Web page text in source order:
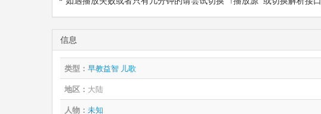
信息
类型： 早教益智 儿歌
地区： 大陆
人物： 未知